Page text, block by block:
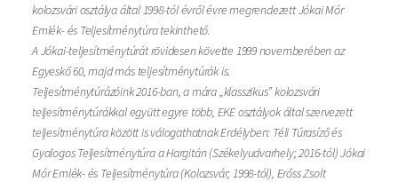
kolozsvári osztálya által 1998-tól évről évre megrendezett Jókai Mór
Emlék- és Teljesítménytúra tekinthető.
A Jókai-teljesítménytúrát rövidesen követte 1999 novemberében az
Egyeskő 60, majd más teljesítménytúrák is.
Teljesítménytúrázóink 2016-ban, a mára „klasszikus” kolozsvári
teljesítménytúrákkal együtt egyre több, EKE osztályok által szervezett
teljesítménytúra között is válogathatnak Erdélyben: Téli Túrasíző és
Gyalogos Teljesítménytúra a Hargitán (Székelyudvarhely; 2016-tól) Jókai
Mór Emlék- és Teljesítménytúra (Kolozsvár; 1998-tól), Erőss Zsolt